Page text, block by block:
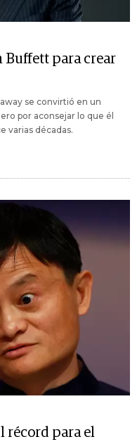
Buffett para crear
se convirtió en un
por aconsejar lo que él
varias décadas.
récord para el